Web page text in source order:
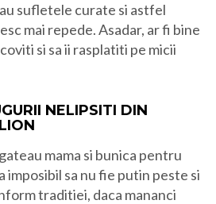
sufletele curate si astfel
mai repede. Asadar, ar fi bine
si sa ii rasplatiti pe micii
NELIPSITI DIN
mama si bunica pentru
imposibil sa nu fie putin peste si
traditiei, daca mananci